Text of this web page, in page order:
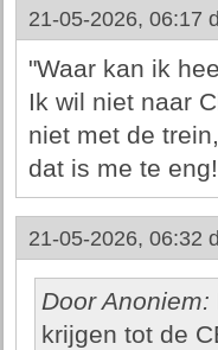
21-05-2026, 06:17
"Waar kan ik
Ik wil niet naar
niet met de trein,
dat is me te
21-05-2026, 06:32
Door Anoniem:
krijgen tot de